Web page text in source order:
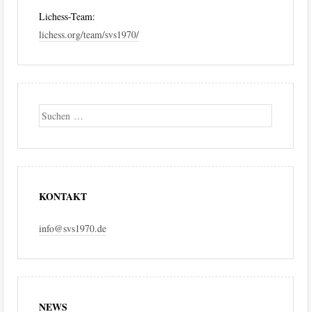
Lichess-Team:
lichess.org/team/svs1970/
Suche
KONTAKT
info@svs1970.de
NEWS